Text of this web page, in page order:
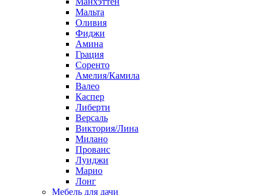
Мальта
Оливия
Фиджи
Амина
Грация
Соренто
Амелия/Камила
Валео
Каспер
Либерти
Версаль
Виктория/Лина
Милано
Прованс
Луиджи
Марио
Лонг
Мебель для дачи